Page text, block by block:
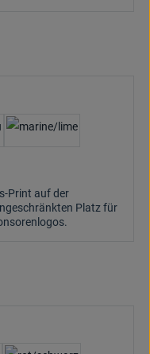
Print auf der
Platz für